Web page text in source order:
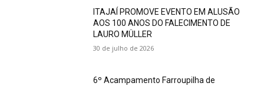
ITAJAÍ PROMOVE EVENTO EM ALUSÃO
AOS 100 ANOS DO FALECIMENTO DE
LAURO MÜLLER
30 de julho de 2026
6º Acampamento Farroupilha de